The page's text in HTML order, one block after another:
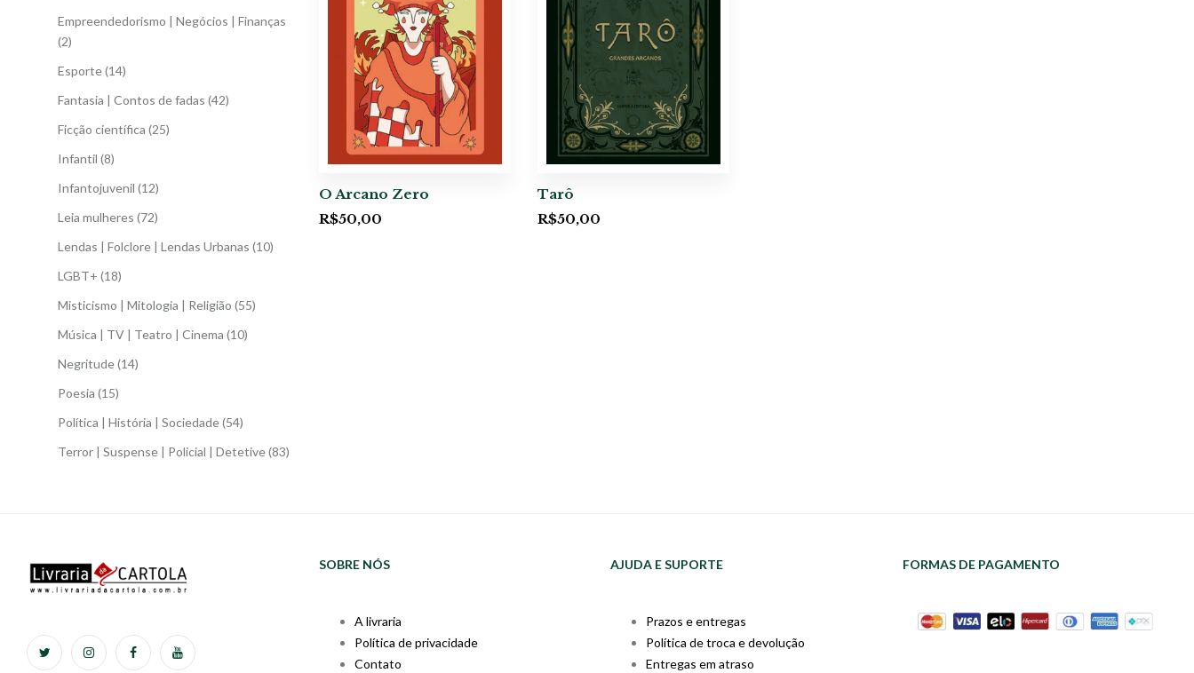
Empreendedorismo | Negócios | Finanças
(2)
Esporte(14)
Fantasia | Contos de fadas (42)
Ficção científica (25)
Infantil (8)
Infantojuvenil (12)
Leia mulheres (72)
Lendas | Folclore | Lendas Urbanas (10)
LGBT+ (18)
Misticismo | Mitologia | Religião (55)
Música | TV | Teatro | Cinema (10)
Negritude(14)
Poesia (15)
Política | História | Sociedade(54)
Terror | Suspense | Policial | Detetive(83)
O Arcano Zero
R$50,00
Tarô
R$50,00
SOBRE NÓS
A livraria
Política de privacidade
Contato
AJUDA E SUPORTE
Prazos e entregas
Política de troca e devolução
Entregas em atraso
FORMAS DE PAGAMENTO